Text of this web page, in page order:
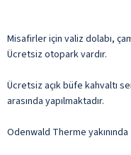
Misafirler için valiz dolabı,
Ücretsiz otopark vardır.
Ücretsiz açık büfe kahvaltı
arasında yapılmaktadır.
Odenwald Therme yakınında